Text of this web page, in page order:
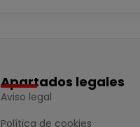
Apartados legales
Aviso legal
Política de cookies